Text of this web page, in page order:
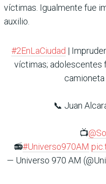
víctimas. Igualmente fue
auxilio.
#2EnLaCiudad |
víctimas; adolescentes
camioneta
📞 Juan
📺
📻#Universo970AM
— Universo 970 AM